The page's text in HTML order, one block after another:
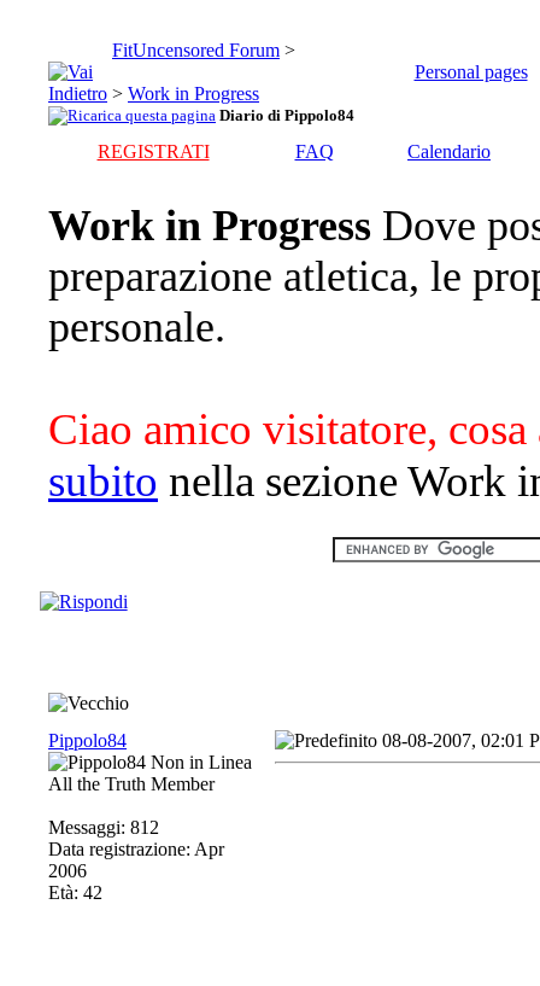
FitUncensored Forum >
Personal pages
> Work in Progress
Diario di Pippolo84
REGISTRATI FAQ Calendario
Work in Progress Dove
preparazione atletica, le
personale.
Ciao amico visitatore, cosa
subito nella sezione Work
Pippolo84
All the Truth Member
Messaggi: 812
Data registrazione: Apr
2006
Età: 42
08-08-2007, 02:01